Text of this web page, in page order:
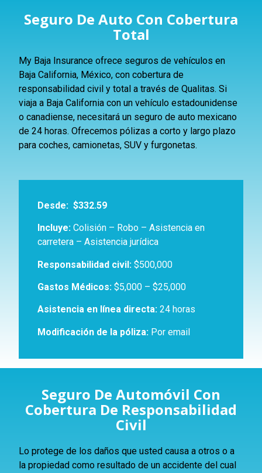
Desde: $332.59
Incluye: Colisión – Robo – Asistencia en
carretera – Asistencia jurídica
Responsabilidad civil: $500,000
Gastos Médicos: $5,000 – $25,000
Asistencia en línea directa: 24 horas
Modificación de la póliza: Por email
Seguro De Auto Con Cobertura
Total
My Baja Insurance ofrece seguros de vehículos en
Baja California, México, con cobertura de
responsabilidad civil y total a través de Qualitas. Si
viaja a Baja California con un vehículo estadounidense
o canadiense, necesitará un seguro de auto mexicano
de 24 horas. Ofrecemos pólizas a corto y largo plazo
para coches, camionetas, SUV y furgonetas.
Seguro De Automóvil Con
Cobertura De Responsabilidad
Civil
Lo protege de los daños que usted causa a otros o a
la propiedad como resultado de un accidente del cual